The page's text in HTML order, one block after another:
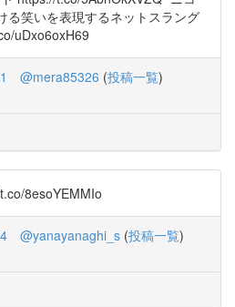
る笑いを表現するネットスラング
uDxo6oxH69
@mera85326 (投稿一覧)
8esoYEMMIo
@yanayanaghi_s (投稿一覧)